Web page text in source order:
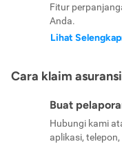
Fitur
Anda.
Lihat
Cara klaim
Buat
Hubungi kami
aplikasi,